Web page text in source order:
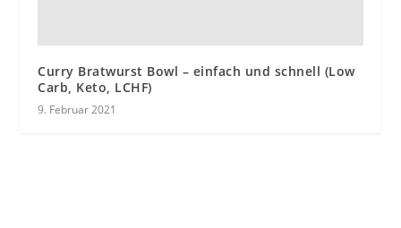
Curry Bratwurst Bowl – einfach und schnell (Low
Carb, Keto, LCHF)
9. Februar 2021